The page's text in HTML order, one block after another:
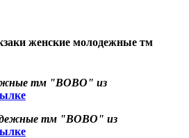
женские молодежные тм
тм "BOBO" из
тм "BOBO" из